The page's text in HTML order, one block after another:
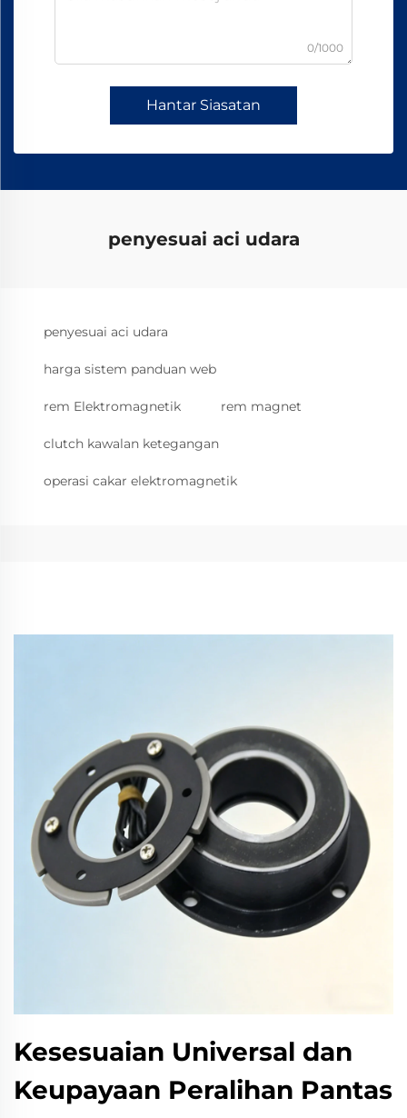
0/1000
Hantar Siasatan
penyesuai aci udara
penyesuai aci udara
harga sistem panduan web
rem Elektromagnetik rem magnet
clutch kawalan ketegangan
operasi cakar elektromagnetik
Kesesuaian Universal dan
Keupayaan Peralihan Pantas